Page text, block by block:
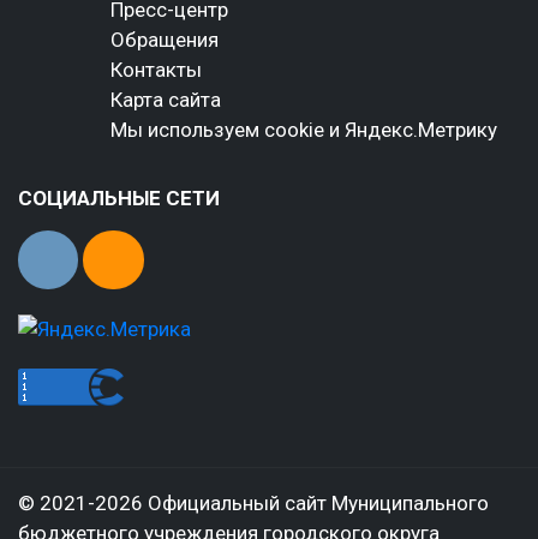
Пресс-центр
Обращения
Контакты
Карта сайта
Мы используем cookie и Яндекс.Метрику
СОЦИАЛЬНЫЕ СЕТИ
© 2021-2026 Официальный сайт Муниципального
бюджетного учреждения городского округа